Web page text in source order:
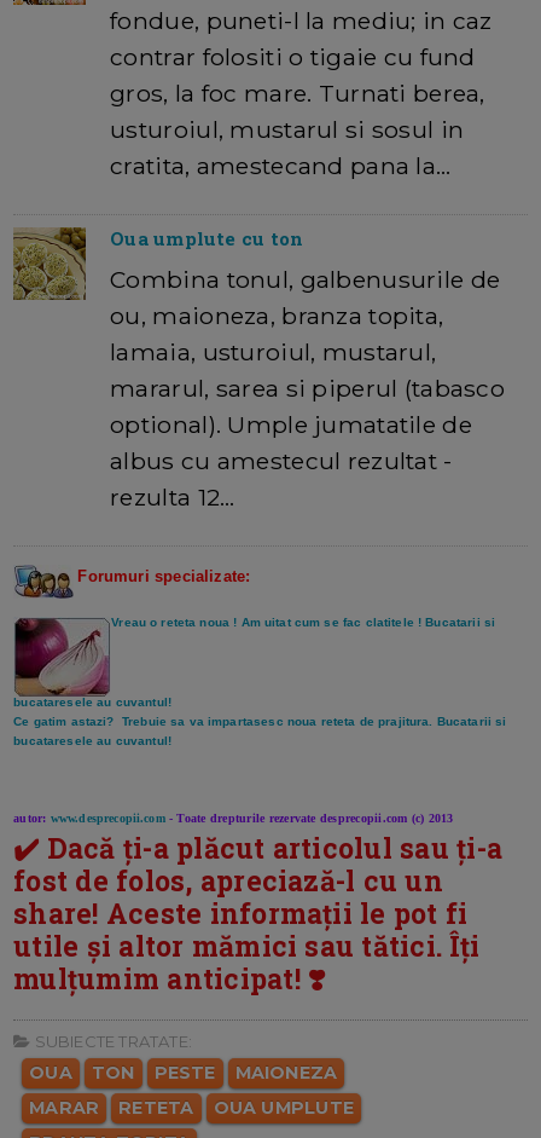
fondue, puneti-l la mediu; in caz
contrar folositi o tigaie cu fund
gros, la foc mare. Turnati berea,
usturoiul, mustarul si sosul in
cratita, amestecand pana la…
Oua umplute cu ton
Combina tonul, galbenusurile de
ou, maioneza, branza topita,
lamaia, usturoiul, mustarul,
mararul, sarea si piperul (tabasco
optional). Umple jumatatile de
albus cu amestecul rezultat -
rezulta 12…
Forumuri specializate:
Vreau o reteta noua ! Am uitat cum se fac clatitele ! Bucatarii si
bucataresele au cuvantul!
Ce gatim astazi? Trebuie sa va impartasesc noua reteta de prajitura. Bucatarii si
bucataresele au cuvantul!
autor: www.desprecopii.com- Toate drepturile rezervate desprecopii.com (c) 2013
✔️ Dacă ți-a plăcut articolul sau ți-a
fost de folos, apreciază-l cu un
share! Aceste informații le pot fi
utile și altor mămici sau tătici. Îți
mulțumim anticipat! ❣️
SUBIECTE TRATATE:
OUA TON PESTE
MAIONEZA
MARAR
RETETA
OUA UMPLUTE